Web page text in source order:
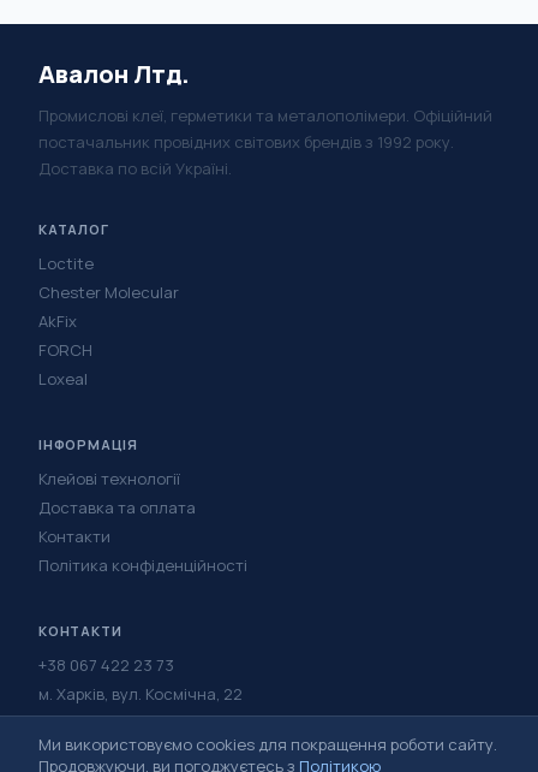
Авалон Лтд.
Промислові клеї, герметики та металополімери. Офіційний
постачальник провідних світових брендів з 1992 року.
Доставка по всій Україні.
КАТАЛОГ
Loctite
Chester Molecular
AkFix
FORCH
Loxeal
ІНФОРМАЦІЯ
Клейові технології
Доставка та оплата
Контакти
Політика конфіденційності
КОНТАКТИ
+38 067 422 23 73
м. Харків, вул. Космічна, 22
Написати в Telegram
Написати у Viber
Ми використовуємо cookies для покращення роботи сайту.
Продовжуючи, ви погоджуєтесь з Політикою